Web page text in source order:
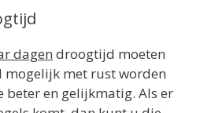
dagen droogtijd moeten
mogelijk met rust worden
beter en gelijkmatig. Als er